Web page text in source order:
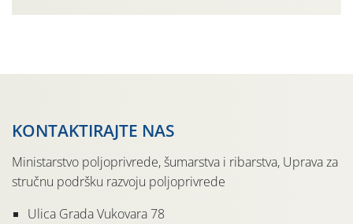
KONTAKTIRAJTE NAS
Ministarstvo poljoprivrede, šumarstva i ribarstva, Uprava za
stručnu podršku razvoju poljoprivrede
Ulica Grada Vukovara 78